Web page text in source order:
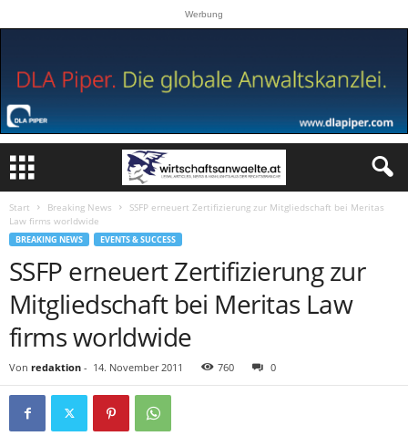
Werbung
Start Breaking News
SSFP erneuert Zertifizierung zur Mitgliedschaft bei Meritas
Law firms worldwide
BREAKING NEWS EVENTS & SUCCESS
SSFP erneuert Zertifizierung zur
Mitgliedschaft bei Meritas Law
firms worldwide
Von redaktion - 14. November 2011 760 0